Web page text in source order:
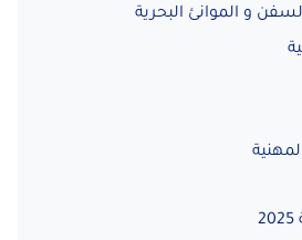
و الموانئ البحرية